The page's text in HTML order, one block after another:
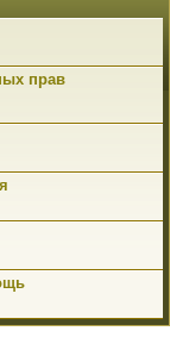
прав